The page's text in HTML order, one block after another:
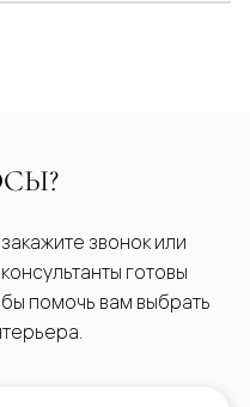
звонок или
готовы
помочь вам выбрать